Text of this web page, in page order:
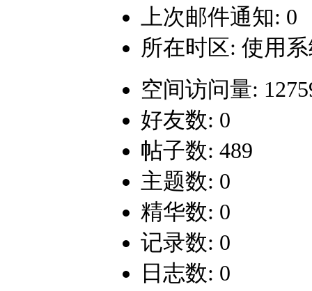
上次邮件通知: 0
所在时区: 使用
空间访问量:
好友数: 0
帖子数: 489
主题数: 0
精华数: 0
记录数: 0
日志数: 0